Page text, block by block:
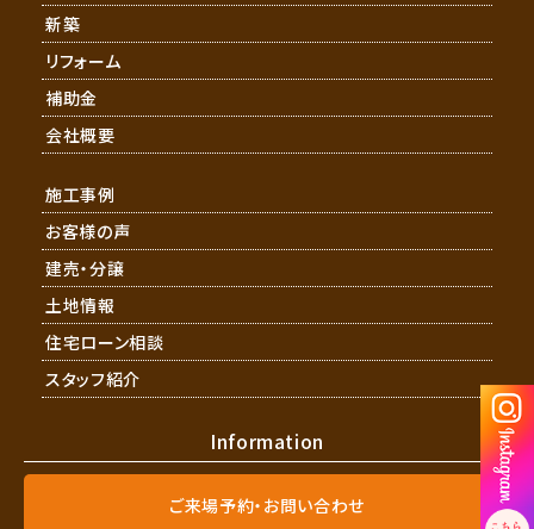
新築
リフォーム
補助金
会社概要
施工事例
お客様の声
建売・分譲
土地情報
住宅ローン相談
スタッフ紹介
Information
ご来場予約・お問い合わせ